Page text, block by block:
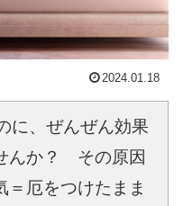
2024.01.18
に、ぜんぜん効果
んか？　その原因
＝厄をつけたまま